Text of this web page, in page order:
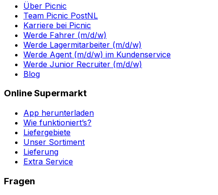
Über Picnic
Team Picnic PostNL
Karriere bei Picnic
Werde Fahrer (m/d/w)
Werde Lagermitarbeiter (m/d/w)
Werde Agent (m/d/w) im Kundenservice
Werde Junior Recruiter (m/d/w)
Blog
Online Supermarkt
App herunterladen
Wie funktioniert’s?
Liefergebiete
Unser Sortiment
Lieferung
Extra Service
Fragen